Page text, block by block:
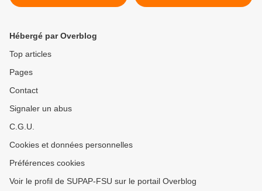
?
mobilisation du 21 au 24
Hébergé par Overblog
Top articles
Pages
Contact
Signaler un abus
C.G.U.
Cookies et données personnelles
Préférences cookies
Voir le profil de SUPAP-FSU sur le portail Overblog